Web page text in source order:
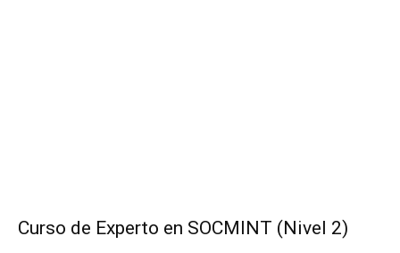
Curso de Experto en SOCMINT (Nivel 2)